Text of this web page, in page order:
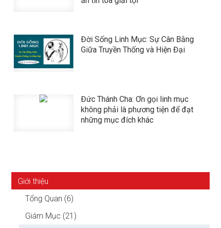
Đời Sống Linh Mục: Sự Cân Bằng
Giữa Truyền Thống và Hiện Đại
Đức Thánh Cha: Ơn gọi linh mục
không phải là phương tiện để đạt
những mục đích khác
Giới thiệu
Tổng Quan (6)
Giám Mục (21)